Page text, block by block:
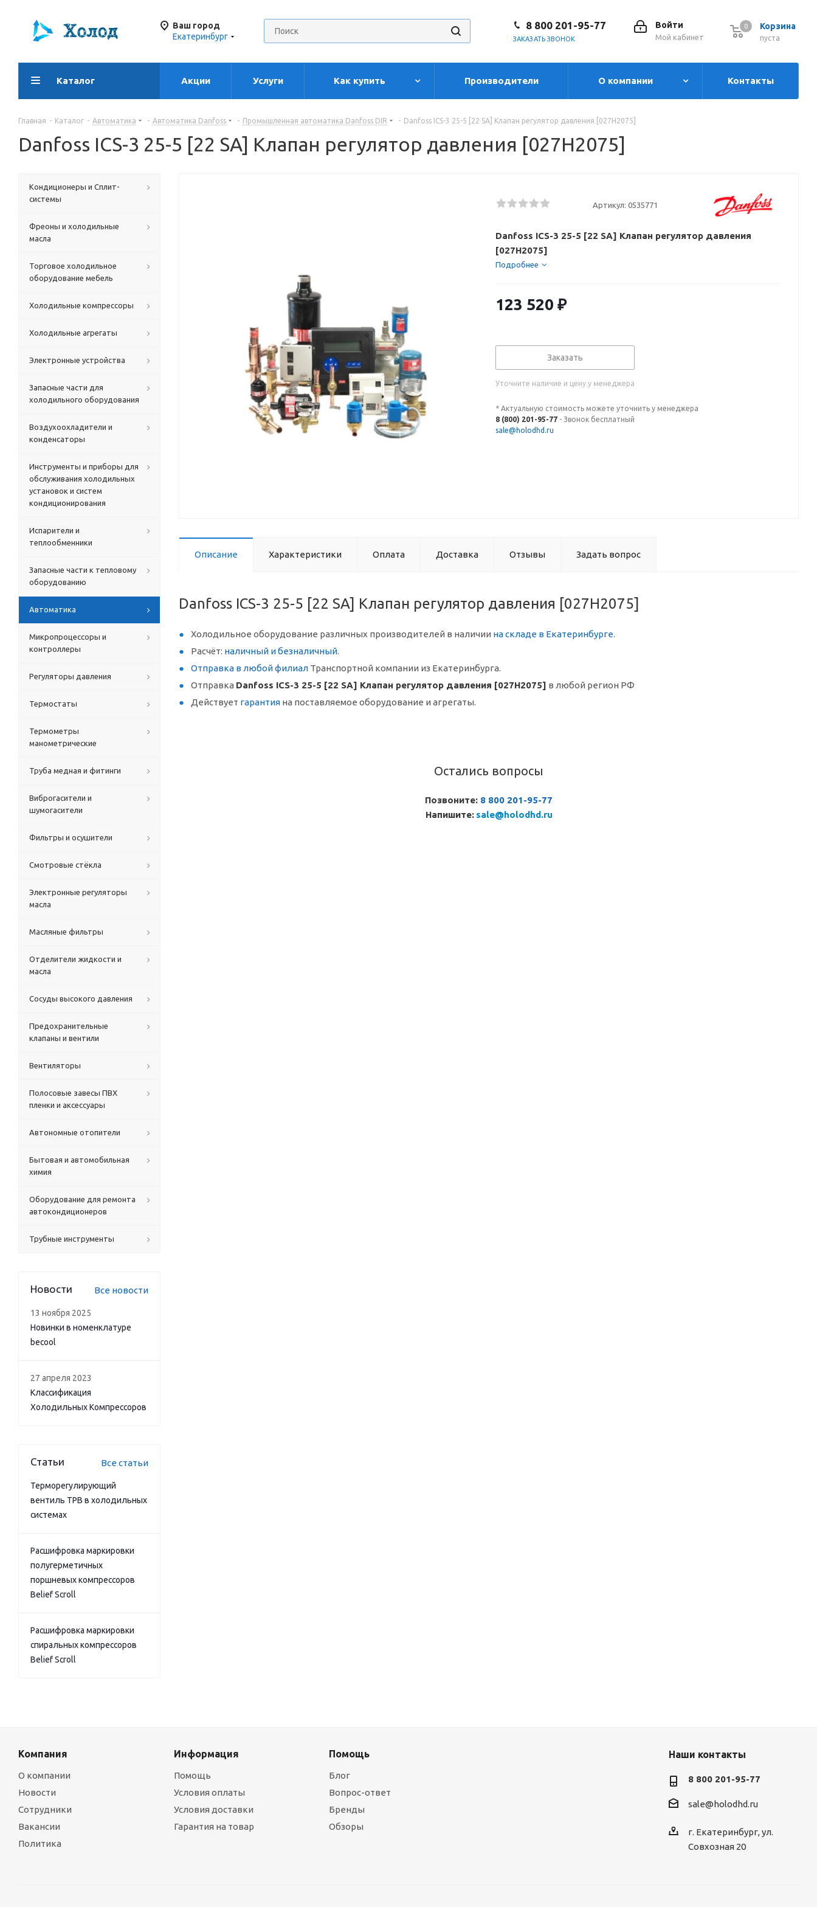
Ваш город
Екатеринбург
Корзина
0
пуста
0
Войти
Мой кабинет
8 800 201-95-77
ЗАКАЗАТЬ ЗВОНОК
Каталог Акции Услуги Как купить Производители О компании Контакты
Главная - Каталог - Автоматика - Автоматика Danfoss - Промышленная автоматика Danfoss DIR - Danfoss ICS-3 25-5 [22 SA] Клапан регулятор давления [027H2075]
Danfoss ICS-3 25-5 [22 SA] Клапан регулятор давления [027H2075]
Артикул: 0535771
Danfoss ICS-3 25-5 [22 SA] Клапан регулятор давления
[027H2075]
Подробнее
123 520 ₽
Заказать
Уточните наличие и цену у менеджера
* Актуальную стоимость можете уточнить у менеджера
8 (800) 201-95-77 - Звонок бесплатный
sale@holodhd.ru
Описание Характеристики Оплата Доставка Отзывы Задать вопрос
Danfoss ICS-3 25-5 [22 SA] Клапан регулятор давления [027H2075]
Холодильное оборудование различных производителей в наличии на складе в Екатеринбурге.
Расчёт: наличный и безналичный.
Отправка в любой филиал Транспортной компании из Екатеринбурга.
Отправка Danfoss ICS-3 25-5 [22 SA] Клапан регулятор давления [027H2075] в любой регион РФ
Действует гарантия на поставляемое оборудование и агрегаты.
Остались вопросы
Позвоните: 8 800 201-95-77
Напишите: sale@holodhd.ru
Кондиционеры и Сплит-
системы
Фреоны и холодильные
масла
Торговое холодильное
оборудование мебель
Холодильные компрессоры
Холодильные агрегаты
Электронные устройства
Запасные части для
холодильного оборудования
Воздухоохладители и
конденсаторы
Инструменты и приборы для
обслуживания холодильных
установок и систем
кондиционирования
Испарители и
теплообменники
Запасные части к тепловому
оборудованию
Автоматика
Микропроцессоры и
контроллеры
Регуляторы давления
Термостаты
Термометры
манометрические
Труба медная и фитинги
Виброгасители и
шумогасители
Фильтры и осушители
Смотровые стёкла
Электронные регуляторы
масла
Масляные фильтры
Отделители жидкости и
масла
Сосуды высокого давления
Предохранительные
клапаны и вентили
Вентиляторы
Полосовые завесы ПВХ
пленки и аксессуары
Автономные отопители
Бытовая и автомобильная
химия
Оборудование для ремонта
автокондиционеров
Трубные инструменты
Новости Все новости
13 ноября 2025
Новинки в номенклатуре
becool
27 апреля 2023
Классификация
Холодильных Компрессоров
Статьи Все статьи
Терморегулирующий
вентиль ТРВ в холодильных
системах
Расшифровка маркировки
полугерметичных
поршневых компрессоров
Belief Scroll
Расшифровка маркировки
спиральных компрессоров
Belief Scroll
Компания
О компании
Новости
Сотрудники
Вакансии
Политика
Информация
Помощь
Условия оплаты
Условия доставки
Гарантия на товар
Помощь
Блог
Вопрос-ответ
Бренды
Обзоры
Наши контакты
8 800 201-95-77
sale@holodhd.ru
г. Екатеринбург, ул.
Совхозная 20